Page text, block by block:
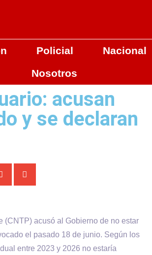
Policial Nacional
Nosotros
acusan
y se declaran
(CNTP) acusó al Gobierno de no estar
el pasado 18 de junio. Según los
entre 2023 y 2026 no estaría